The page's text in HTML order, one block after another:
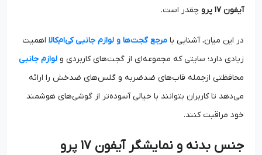
آیفون۱۷پروچقدر است.
در این میان، آشنایی بامرجع گجت‌ها و لوازم جانبی کی‌ام‌کالااهمیت
زیادی دارد؛ سایتی که مجموعه‌ای از گجت‌های کاربردی ولوازم جانبی
محافظتی ازجمله قاب‌های ضدضربه و گلس‌های ضدخش را ارائه
می‌دهد تا کاربران بتوانند با خیالی آسوده‌تر از گوشی‌های هوشمند
خود مراقبت کنند.
جنس بدنه و نمایشگر آیفون۱۷پرو